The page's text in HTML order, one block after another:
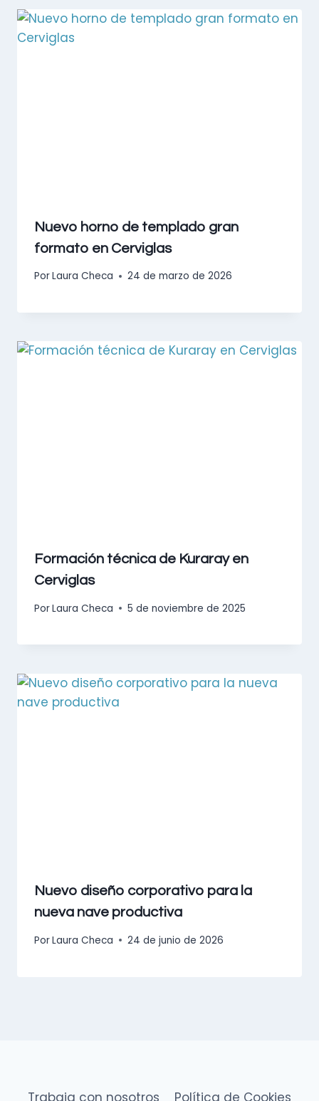
Nuevo horno de templado gran
formato en Cerviglas
PorLaura Checa 24 de marzo de 2026
Formación técnica de Kuraray en
Cerviglas
PorLaura Checa 5 de noviembre de 2025
Nuevo diseño corporativo para la
nueva nave productiva
PorLaura Checa 24 de junio de 2026